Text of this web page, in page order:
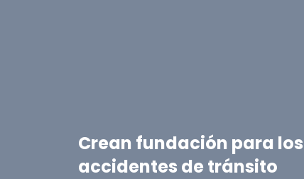
Crean fundación para
accidentes de tránsito